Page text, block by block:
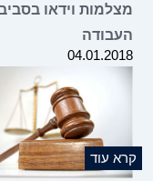
מצלמות וידאו
העבודה
04.01.2018
קרא עוד